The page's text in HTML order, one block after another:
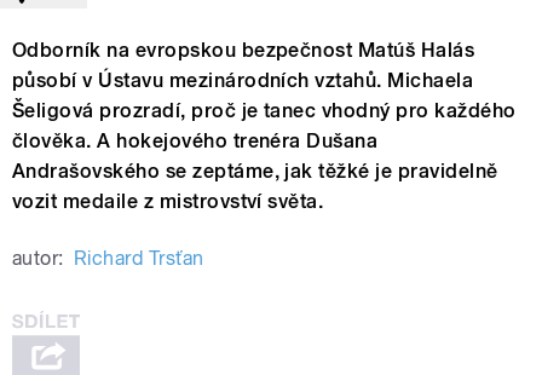
Odborník na evropskou bezpečnost Matúš Halás
působí v Ústavu mezinárodních vztahů. Michaela
Šeligová prozradí, proč je tanec vhodný pro každého
člověka. A hokejového trenéra Dušana
Andrašovského se zeptáme, jak těžké je pravidelně
vozit medaile z mistrovství světa.
autor: Richard Trsťan